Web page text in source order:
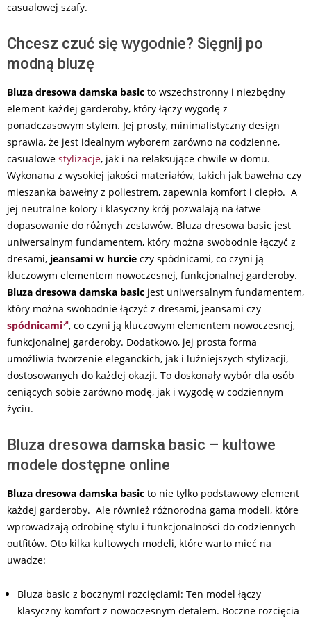
casualowej szafy.
Chcesz czuć się wygodnie? Sięgnij po
modną bluzę
Bluza dresowa damska basic to wszechstronny i niezbędny
element każdej garderoby, który łączy wygodę z
ponadczasowym stylem. Jej prosty, minimalistyczny design
sprawia, że jest idealnym wyborem zarówno na codzienne,
casualowe stylizacje, jak i na relaksujące chwile w domu.
Wykonana z wysokiej jakości materiałów, takich jak bawełna czy
mieszanka bawełny z poliestrem, zapewnia komfort i ciepło. A
jej neutralne kolory i klasyczny krój pozwalają na łatwe
dopasowanie do różnych zestawów. Bluza dresowa basic jest
uniwersalnym fundamentem, który można swobodnie łączyć z
dresami, jeansami w hurcie czy spódnicami, co czyni ją
kluczowym elementem nowoczesnej, funkcjonalnej garderoby.
Bluza dresowa damska basic jest uniwersalnym fundamentem,
który można swobodnie łączyć z dresami, jeansami czy
spódnicami , co czyni ją kluczowym elementem nowoczesnej,
funkcjonalnej garderoby. Dodatkowo, jej prosta forma
umożliwia tworzenie eleganckich, jak i luźniejszych stylizacji,
dostosowanych do każdej okazji. To doskonały wybór dla osób
ceniących sobie zarówno modę, jak i wygodę w codziennym
życiu.
Bluza dresowa damska basic – kultowe
modele dostępne online
Bluza dresowa damska basic to nie tylko podstawowy element
każdej garderoby. Ale również różnorodna gama modeli, które
wprowadzają odrobinę stylu i funkcjonalności do codziennych
outfitów. Oto kilka kultowych modeli, które warto mieć na
uwadze:
Bluza basic z bocznymi rozcięciami: Ten model łączy
klasyczny komfort z nowoczesnym detalem. Boczne rozcięcia